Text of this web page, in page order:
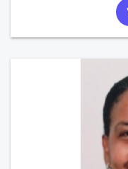
cinéma
échanger avec une
vie de partage, de
dehors des
m'engage à